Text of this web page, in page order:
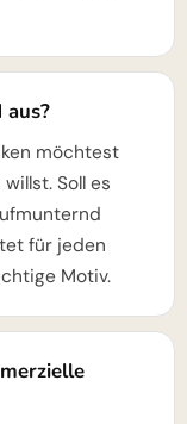
möchtest
Soll es
für jeden
Motiv.